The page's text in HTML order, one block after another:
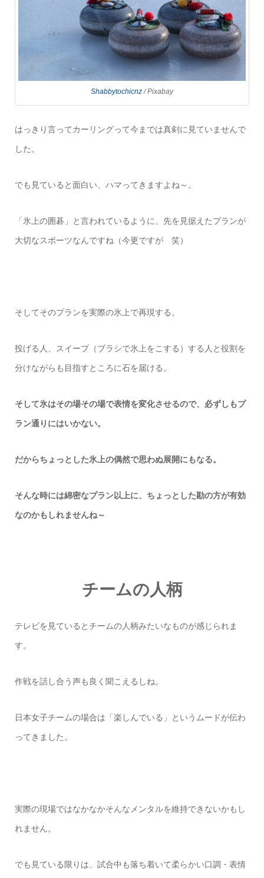
Shabbytochicnz/ Pixabay
はっきり言ってカーリングって今までは真剣に見ていませんで
した。
でも見ていると面白い、ハマってきますよね～。
「氷上の囲碁」と言われているように、先を見据えたプランが
大切なスポーツなんですね（今更ですが 笑）
そしてそのプランを実際の氷上で再現する。
投げる人、スイープ（ブラシで氷上をこする）する人と役割を
分けながらも目指すところに石を届ける。
そして氷はその場その場で表情を変化させるので、必ずしもプ
ラン通りにはいかない。
だからちょっとした氷上の偶然で思わぬ展開にもなる。
そんな時には綿密なプラン以上に、ちょっとした勘の方が有効
なのかもしれませんね～
チームの人柄
テレビを見ているとチームの人柄みたいなものが感じられま
す。
作戦を話し合う声も良く聞こえるしね。
日本女子チームの場合は「楽しんでいる」というムードが伝わ
ってきました。
実際の現場ではなかなかそんなメンタルを維持できないかもし
れません。
でも見ている限りは、試合中も落ち着いて柔らかい口調・表情